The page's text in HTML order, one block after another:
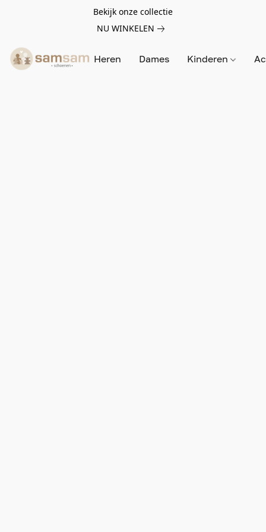
Bekijk onze collectie
NU WINKELEN
Heren Dames Kinderen